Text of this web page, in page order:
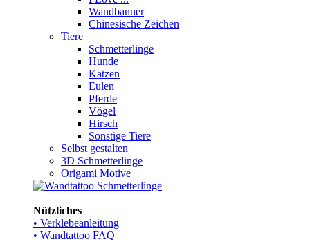
Wandbanner
Chinesische Zeichen
Tiere
Schmetterlinge
Hunde
Katzen
Eulen
Pferde
Vögel
Hirsch
Sonstige Tiere
Selbst gestalten
3D Schmetterlinge
Origami Motive
Nützliches
• Verklebeanleitung
• Wandtattoo FAQ